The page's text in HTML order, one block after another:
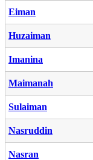
Eiman
Huzaiman
Imanina
Maimanah
Sulaiman
Nasruddin
Nasran